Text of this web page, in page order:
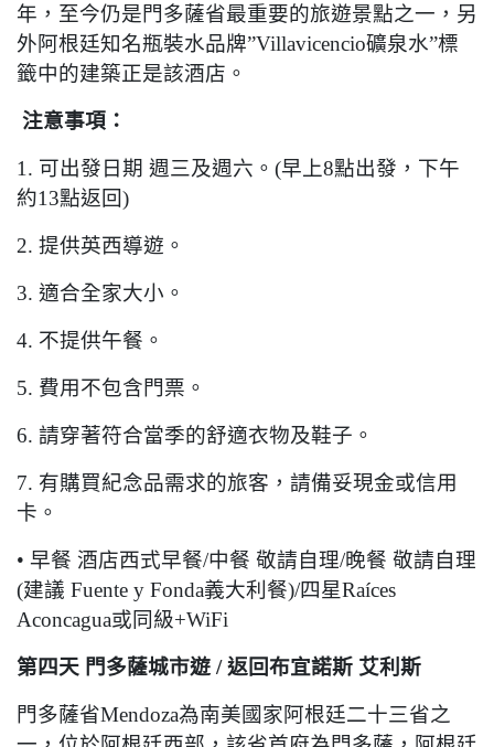
年，至今仍是門多薩省最重要的旅遊景點之一，另
外阿根廷知名瓶裝水品牌”Villavicencio礦泉水”標
籤中的建築正是該酒店。
注意事項：
1. 可出發日期 週三及週六。 (早上8點出發，下午
約13點返回)
2. 提供英西導遊。
3. 適合全家大小。
4. 不提供午餐。
5. 費用不包含門票。
6. 請穿著符合當季的舒適衣物及鞋子。
7. 有購買紀念品需求的旅客，請備妥現金或信用
卡。
• 早餐 酒店西式早餐/中餐 敬請自理/晚餐 敬請自理
(建議 Fuente y Fonda義大利餐)/四星Raíces
Aconcagua或同級+WiFi
第四天 門多薩城市遊 /返回布宜諾斯 艾利斯
門多薩省Mendoza為南美國家阿根廷二十三省之